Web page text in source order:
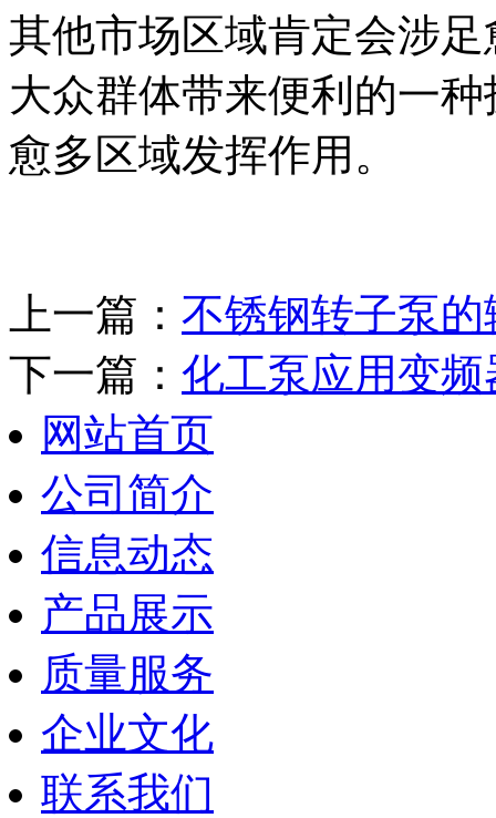
其他市场区域肯定会涉
大众群体带来便利的一
愈多区域发挥作用。
上一篇： 不锈钢转子泵
下一篇： 化工泵应用变
网站首页
公司简介
信息动态
产品展示
质量服务
企业文化
联系我们